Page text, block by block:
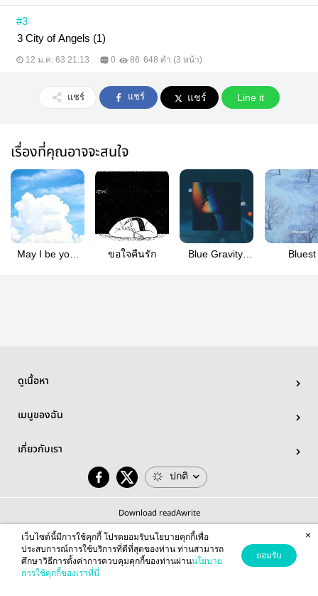
#3
3 City of Angels (1)
12 ม.ค. 63 21:13 0 86 648 คำ (3 หน้า)
แชร์ แชร์ แชร์ Line it
เรื่องที่คุณอาจจะสนใจ
May I be your
ขอใจคืนรัก
Blue Gravity:
Bluest
ดูเนื้อหา
เมนูของฉัน
เกี่ยวกับเรา
ปกติ
Download readAwrite
© 2026 readAwrite.com by MEB Corporation Public Company Limited
This site is protected by reCAPTCHA and the Google
เว็บไซต์นี้มีการใช้คุกกี้ โปรดยอมรับนโยบายคุกกี้เพื่อ
ประสบการณ์การใช้บริการที่ดีที่สุดของท่าน ท่านสามารถ
ศึกษาวิธีการตั้งค่าการควบคุมคุกกี้ของท่านผ่านนโยบาย
การใช้คุกกี้ของเราที่นี่
ยอมรับ
×